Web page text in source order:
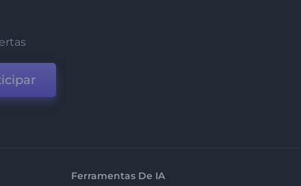
Ferramentas De IA